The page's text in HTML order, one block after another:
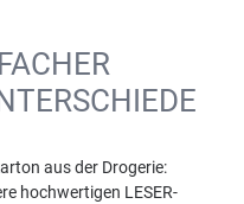
aus der Drogerie:
hochwertigen LESER-